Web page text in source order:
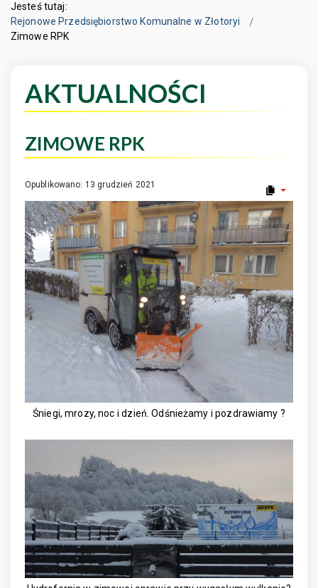
Jesteś tutaj:
Rejonowe Przedsiębiorstwo Komunalne w Złotoryi
Zimowe RPK
AKTUALNOŚCI
ZIMOWE RPK
Opublikowano: 13 grudzień 2021
Śniegi, mrozy, noc i dzień. Odśnieżamy i pozdrawiamy ?